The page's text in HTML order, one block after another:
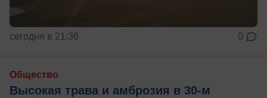
сегодня в 21:36 0
Общество
Высокая трава и амброзия в 30‑м